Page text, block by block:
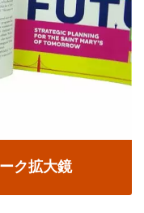
ク拡大鏡